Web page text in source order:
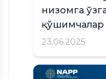
низомга
23.06.2025